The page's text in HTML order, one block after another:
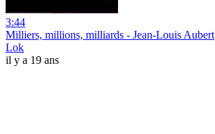
3:44
Milliers, millions, milliards - Jean-Louis Aubert
Lok
il y a 19 ans